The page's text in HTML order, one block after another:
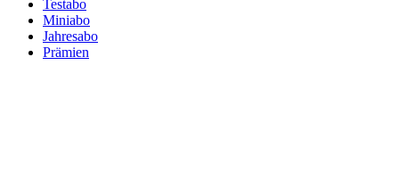
Testabo
Miniabo
Jahresabo
Prämien